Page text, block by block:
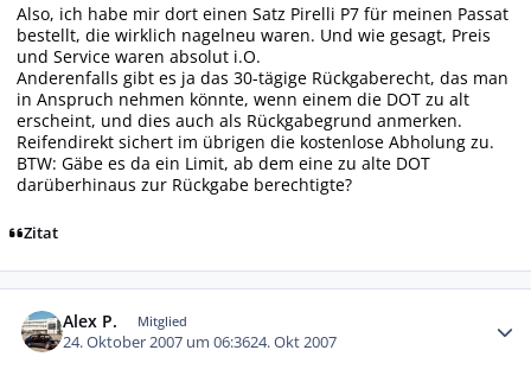
Also, ich habe mir dort einen Satz Pirelli P7 für meinen Passat
bestellt, die wirklich nagelneu waren. Und wie gesagt, Preis
und Service waren absolut i.O.
Anderenfalls gibt es ja das 30-tägige Rückgaberecht, das man
in Anspruch nehmen könnte, wenn einem die DOT zu alt
erscheint, und dies auch als Rückgabegrund anmerken.
Reifendirekt sichert im übrigen die kostenlose Abholung zu.
BTW: Gäbe es da ein Limit, ab dem eine zu alte DOT
darüberhinaus zur Rückgabe berechtigte?
Zitat
Alex P. Mitglied
24. Oktober 2007 um 06:3624. Okt 2007